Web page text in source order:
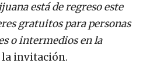
está de regreso este
gratuitos para personas
o intermedios en la
la invitación.